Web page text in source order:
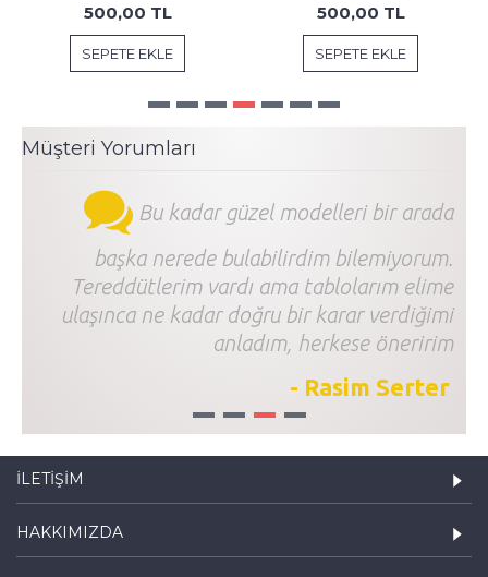
500,00 TL
SEPETE EKLE
500,00 TL
SEPETE EKLE
Müşteri Yorumları
Bu kadar güzel modelleri bir arada
başka nerede bulabilirdim bilemiyorum.
Tereddütlerim vardı ama tablolarım elime
ulaşınca ne kadar doğru bir karar verdiğimi
anladım, herkese öneririm
- Rasim Serter
1 2 3 4
İLETIŞIM
HAKKIMIZDA